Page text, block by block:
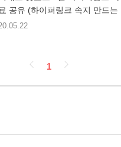
공유 (하이퍼링크 속지 만드는
페
이
1